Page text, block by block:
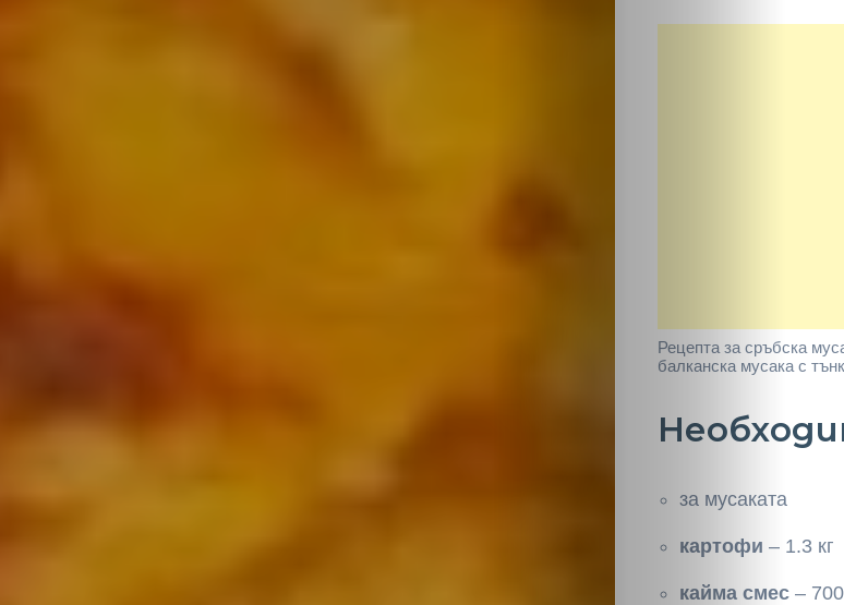
Рецепта за сръбска
балканска мусака с
за мусаката
картофи – 1.3 кг
кайма смес –